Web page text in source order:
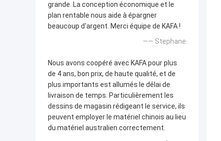
grande. La conception économique et le
plan rentable nous aide à épargner
beaucoup d'argent. Merci équipe de KAFA !
—— Stephane
Nous avons coopéré avec KAFA pour plus
de 4 ans, bon prix, de haute qualité, et de
plus importants est allumés le délai de
livraison de temps. Particulièrement les
dessins de magasin rédigeant le service, ils
peuvent employer le matériel chinois au lieu
du matériel australien correctement.